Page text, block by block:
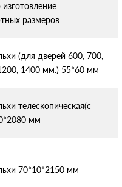
размеров
(для дверей 600, 700,
1400 мм.) 55*60 мм
телескопическая(с
мм
70*10*2150 мм